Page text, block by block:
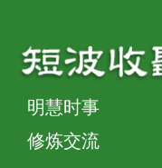
明慧时事
修炼交流